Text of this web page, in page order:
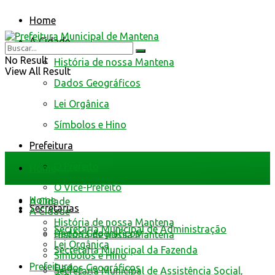
Home
A Cidade
História de nossa Mantena
Dados Geográficos
Lei Orgânica
Símbolos e Hino
Prefeitura
O Vice-Prefeito
Secretarias
Secretaria Municipal de Administração
Secretaria Municipal da Fazenda
Secretaria Municipal de Assistência Social,
No Result
View All Result
Home
A Cidade
História de nossa Mantena
Dados Geográficos
Home
A Cidade
História de nossa Mantena
Dados Geográficos
Lei Orgânica
Símbolos e Hino
Prefeitura